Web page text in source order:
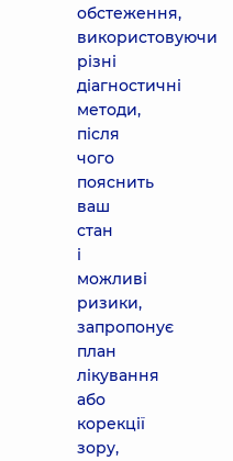
обстеження,
використовуючи
різні
діагностичні
методи,
після
чого
пояснить
ваш
стан
і
можливі
ризики,
запропонує
план
лікування
або
корекції
зору,